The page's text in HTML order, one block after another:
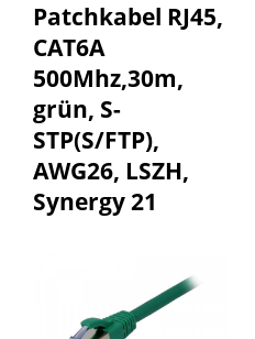
Patchkabel RJ45,
CAT6A
500Mhz,30m,
grün, S-
STP(S/FTP),
AWG26, LSZH,
Synergy 21